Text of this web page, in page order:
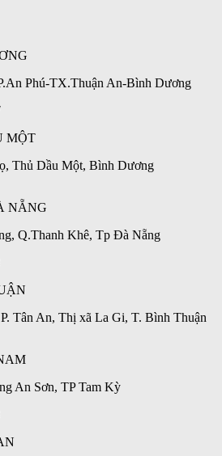
Phú-TX.Thuận An-Bình Dương
MỘT
Thủ Dầu Một, Bình Dương
NẴNG
Q.Thanh Khê, Tp Đà Nẵng
Tân An, Thị xã La Gi, T. Bình Thuận
An Sơn, TP Tam Kỳ